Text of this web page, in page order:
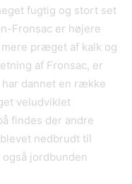
fugtig og stort set
Fronsac er højere
præget af kalk og
af Fronsac, er
dannet en række
veludviklet
findes der andre
nedbrudt til
jordbunden